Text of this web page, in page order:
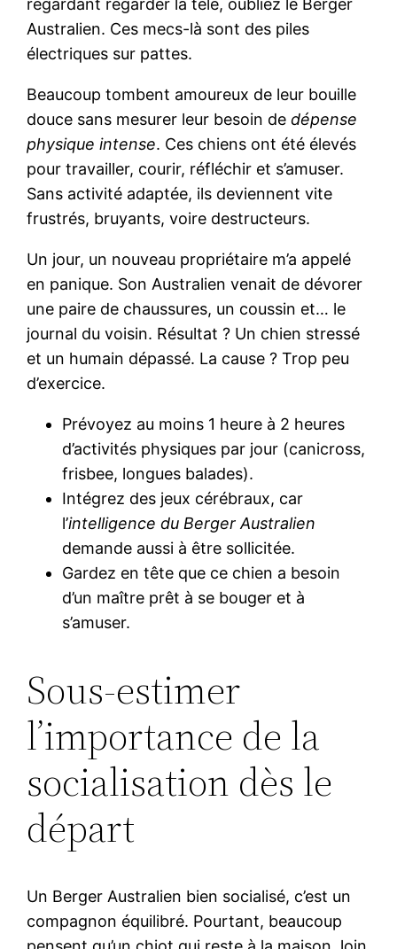
Australien. Ces mecs-là sont des piles
électriques sur pattes.
Beaucoup tombent amoureux de leur bouille
douce sans mesurer leur besoin dedépense
physique intense. Ces chiens ont été élevés
pour travailler, courir, réfléchir et s’amuser.
Sans activité adaptée, ils deviennent vite
frustrés, bruyants, voire destructeurs.
Un jour, un nouveau propriétaire m’a appelé
en panique. Son Australien venait de dévorer
une paire de chaussures, un coussin et… le
journal du voisin. Résultat ? Un chien stressé
et un humain dépassé. La cause ? Trop peu
d’exercice.
Prévoyez au moins 1 heure à 2 heures
d’activités physiques par jour (canicross,
frisbee, longues balades).
Intégrez des jeux cérébraux, car
l’intelligence du Berger Australien
demande aussi à être sollicitée.
Gardez en tête que ce chien a besoin
d’un maître prêt à se bouger et à
s’amuser.
Sous-estimer
l’importance de la
socialisation dès le
départ
Un Berger Australien bien socialisé, c’est un
compagnon équilibré. Pourtant, beaucoup